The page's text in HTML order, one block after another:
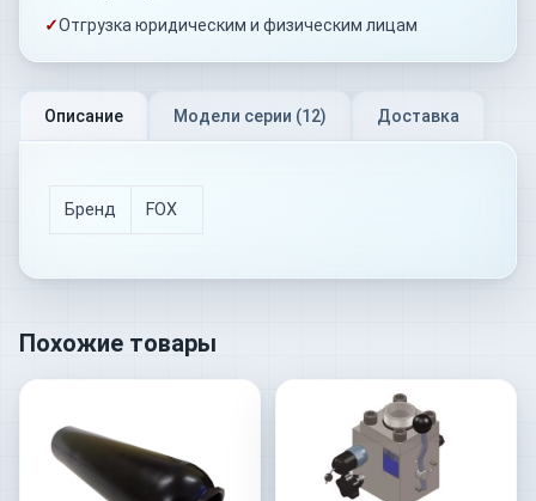
✓Отгрузка юридическим и физическим лицам
Описание Модели серии (12) Доставка
Бренд FOX
Похожие товары